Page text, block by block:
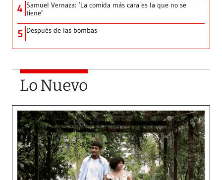
4 Samuel Vernaza: ‘La comida más cara es la que no se
tiene’
5 Después de las bombas
Lo Nuevo